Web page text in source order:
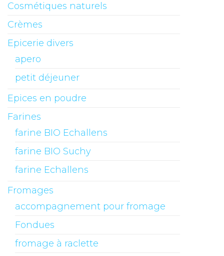
Cosmétiques naturels
Crèmes
Epicerie divers
apero
petit déjeuner
Epices en poudre
Farines
farine BIO Echallens
farine BIO Suchy
farine Echallens
Fromages
accompagnement pour fromage
Fondues
fromage à raclette